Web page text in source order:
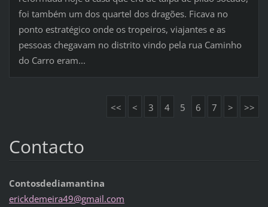
foi também um dos quartel dos dragões. Ficava no
ponto estratégico onde os tropeiros, viajantes e as
pessoas chegavam no distrito vindo pela rua Caminho
do Carro eram...
<< < 3 4 5 6 7 > >>
Contacto
Contosdediamantina
erickdemeira49@gmail.com